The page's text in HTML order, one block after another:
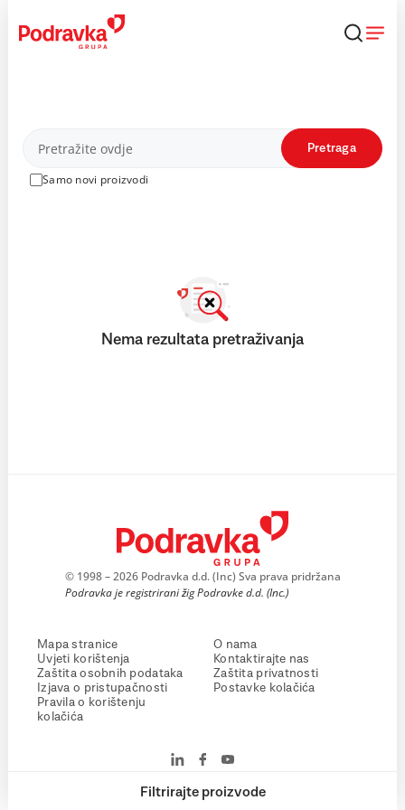
content
Proizvodi
Samo novi proizvodi
Pretraga
Filtrirajte proizvode
Nema rezultata pretraživanja
© 1998 – 2026 Podravka d.d. (Inc) Sva prava pridržana
Podravka je registrirani žig Podravke d.d. (Inc.)
Mapa stranice
Uvjeti korištenja
Zaštita osobnih podataka
Izjava o pristupačnosti
Pravila o korištenju
kolačića
O nama
Kontaktirajte nas
Zaštita privatnosti
Postavke kolačića